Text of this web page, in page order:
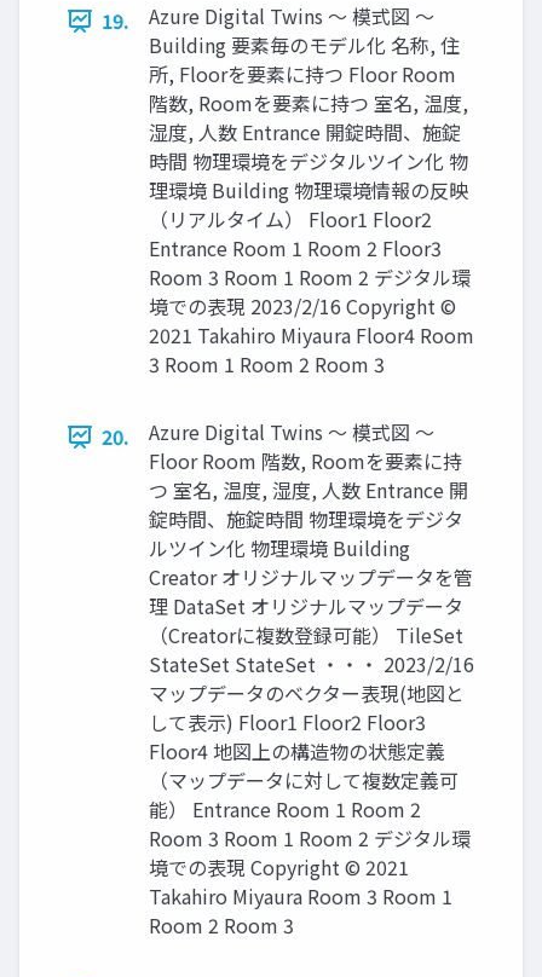
19.
Azure Digital Twins ～ 模式図 ～
Building 要素毎のモデル化 名称, 住
所, Floorを要素に持つ Floor Room
階数, Roomを要素に持つ 室名, 温度,
湿度, 人数 Entrance 開錠時間、施錠
時間 物理環境をデジタルツイン化 物
理環境 Building 物理環境情報の反映
（リアルタイム） Floor1 Floor2
Entrance Room 1 Room 2 Floor3
Room 3 Room 1 Room 2 デジタル環
境での表現 2023/2/16 Copyright ©
2021 Takahiro Miyaura Floor4 Room
3 Room 1 Room 2 Room 3
20.
Azure Digital Twins ～ 模式図 ～
Floor Room 階数, Roomを要素に持
つ 室名, 温度, 湿度, 人数 Entrance 開
錠時間、施錠時間 物理環境をデジタ
ルツイン化 物理環境 Building
Creator オリジナルマップデータを管
理 DataSet オリジナルマップデータ
（Creatorに複数登録可能） TileSet
StateSet StateSet ・・・ 2023/2/16
マップデータのベクター表現(地図と
して表示) Floor1 Floor2 Floor3
Floor4 地図上の構造物の状態定義
（マップデータに対して複数定義可
能） Entrance Room 1 Room 2
Room 3 Room 1 Room 2 デジタル環
境での表現 Copyright © 2021
Takahiro Miyaura Room 3 Room 1
Room 2 Room 3